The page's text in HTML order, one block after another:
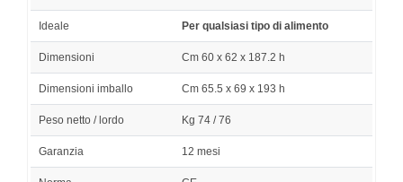
Ideale Per qualsiasi tipo di alimento
Dimensioni Cm 60 x 62 x 187.2 h
Dimensioni imballo Cm 65.5 x 69 x 193 h
Peso netto / lordo Kg 74 / 76
Garanzia 12 mesi